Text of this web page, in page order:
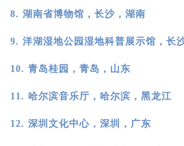
8. 湖南省博物馆，长沙 ，湖南
9. 洋湖湿地公园湿地科普展示馆 ，长
10. 青岛桂园，青岛，山东
11. 哈尔滨音乐厅，哈尔滨，黑龙江
12. 深圳文化中心，深圳，广东